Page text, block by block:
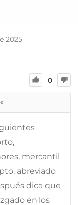
2025
0
mercantil
abreviado
dice que
en los